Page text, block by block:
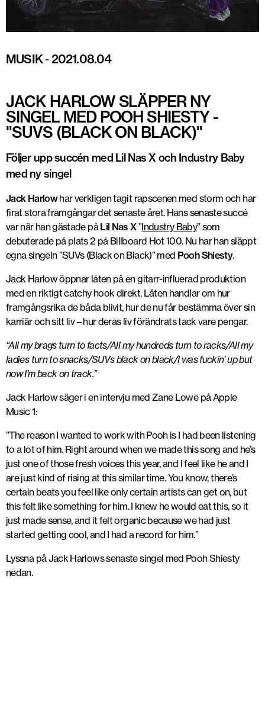
MUSIK-2021.08.04
JACK HARLOW SLÄPPER NY
SINGEL MED POOH SHIESTY -
"SUVS (BLACK ON BLACK)"
Följer upp succén med Lil Nas X och Industry Baby
med ny singel
Jack Harlowhar verkligen tagit rapscenen med storm och har
firat stora framgångar det senaste året. Hans senaste succé
var när han gästade påLil Nas X”Industry Baby” som
debuterade på plats 2 på Billboard Hot 100. Nu har han släppt
egna singeln ”SUVs (Black on Black)” med Pooh Shiesty.
Jack Harlow öppnar låten på en gitarr-influerad produktion
med en riktigt catchy hook direkt. Låten handlar om hur
framgångsrika de båda blivit, hur de nu får bestämma över sin
karriär och sitt liv – hur deras liv förändrats tack vare pengar.
“All my brags turn to facts/All my hundreds turn to racks/All my
ladies turn to snacks/SUVs black on black/I was fuckin’ up but
now I’m back on track.”
Jack Harlow säger i en intervju med Zane Lowe på Apple
Music 1:
”The reason I wanted to work with Pooh is I had been listening
to a lot of him. Right around when we made this song and he’s
just one of those fresh voices this year, and I feel like he and I
are just kind of rising at this similar time. You know, there’s
certain beats you feel like only certain artists can get on, but
this felt like something for him. I knew he would eat this, so it
just made sense, and it felt organic because we had just
started getting cool, and I had a record for him.”
Lyssna på Jack Harlows senaste singel med Pooh Shiesty
nedan.